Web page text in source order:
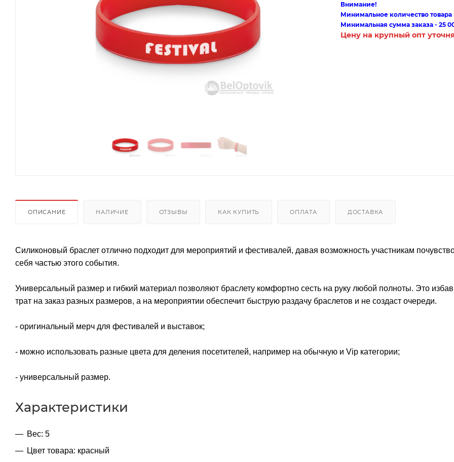
Внимание!
Минимальное количество товара
Минимальная сумма заказа - 25
Цену на крупный опт
ОПИСАНИЕ НАЛИЧИЕ ОТЗЫВЫ КАК КУПИТЬ ОПЛАТА ДОСТАВКА
Силиконовый браслет отлично подходит для мероприятий и фестивалей, давая возможность участникам
себя частью этого события.
Универсальный размер и гибкий материал позволяют браслету комфортно сесть на руку любой полноты. Это
трат на заказ разных размеров, а на мероприятии обеспечит быструю раздачу браслетов и не создаст очереди.
- оригинальный мерч для фестивалей и выставок;
- можно использовать разные цвета для деления посетителей, например на обычную и Vip категории;
- универсальный размер.
Характеристики
Вес: 5
Цвет товара: красный